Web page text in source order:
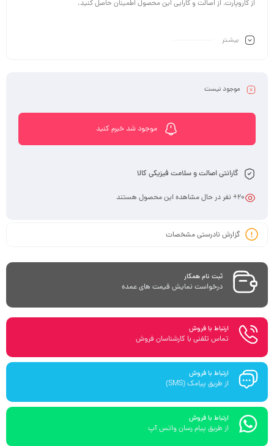
از کاروپارت، از اصالت و کارایی این محصول اطمینان حاصل کنید.
بیشـتر
موجود نیست
موجود شد خبرم کنید
گارانتی اصالت و سلامت فیزیکی کالا
20+ نفر در حال مشاهده این محصول هستند
گزارش نادرستی مشخصات
ثبت نام همکار
درخواست نمایش قیمت های عمده
ارتباط با فروش
تماس تلفنی با کارشناسان فروش
ارتباط با فروش
از طریق پیامک (SMS)
ارتباط با فروش
از طریق پیام رسان واتس آپ